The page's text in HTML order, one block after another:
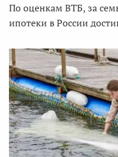
По оценкам ВТБ, за
ипотеки в России